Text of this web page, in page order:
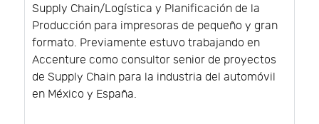
Supply Chain/Logística y Planificación de la
Producción para impresoras de pequeño y gran
formato. Previamente estuvo trabajando en
Accenture como consultor senior de proyectos
de Supply Chain para la industria del automóvil
en México y España.